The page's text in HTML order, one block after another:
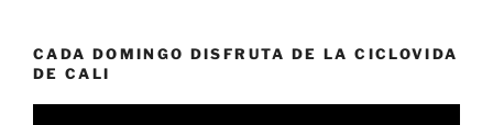
CADA DOMINGO DISFRUTA DE LA CICLOVIDA
DE CALI